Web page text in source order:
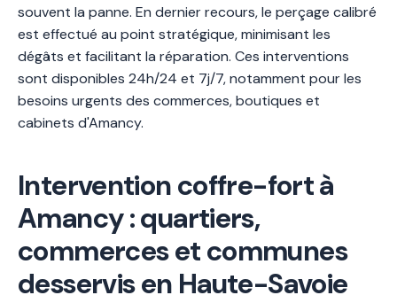
souvent la panne. En dernier recours, le perçage calibré
est effectué au point stratégique, minimisant les
dégâts et facilitant la réparation. Ces interventions
sont disponibles 24h/24 et 7j/7, notamment pour les
besoins urgents des commerces, boutiques et
cabinets d'Amancy.
Intervention coffre-fort à
Amancy : quartiers,
commerces et communes
desservis en Haute-Savoie